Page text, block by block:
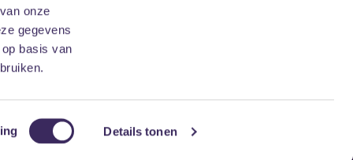
onze
gegevens
basis van
Details tonen